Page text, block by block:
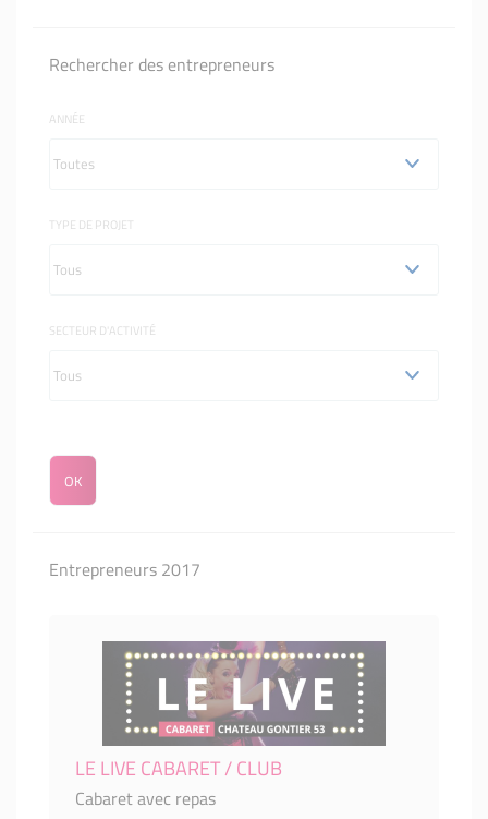
Rechercher des entrepreneurs
ANNÉE
TYPE DE PROJET
SECTEUR D'ACTIVITÉ
Entrepreneurs 2017
LE LIVE CABARET / CLUB
Cabaret avec repas